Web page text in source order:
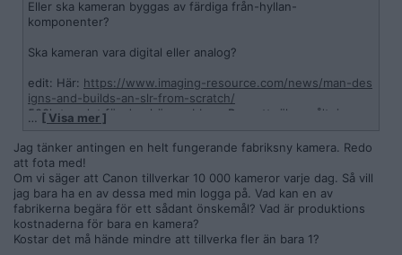
Eller ska kameran byggas av färdiga från-hyllan-
komponenter?
Ska kameran vara digital eller analog?
edit: Här: https://www.imaging-resource.com/news/man-des
igns-and-builds-an-slr-from-scratch/
500h tog det för den här snubben. Bara att räkna på't: jag
skulle tänka minst 1000kr/h för kvalificerad arbetskraft och
vitt. Tror inte RUT och ROT gäller här.
Gör du saker själv, så kan du ju spara nån krona.
… [ Visa mer ]
Jag tänker antingen en helt fungerande fabriksny kamera. Redo
att fota med!
Om vi säger att Canon tillverkar 10 000 kameror varje dag. Så vill
jag bara ha en av dessa med min logga på. Vad kan en av
fabrikerna begära för ett sådant önskemål? Vad är produktions
kostnaderna för bara en kamera?
Kostar det må hände mindre att tillverka fler än bara 1?